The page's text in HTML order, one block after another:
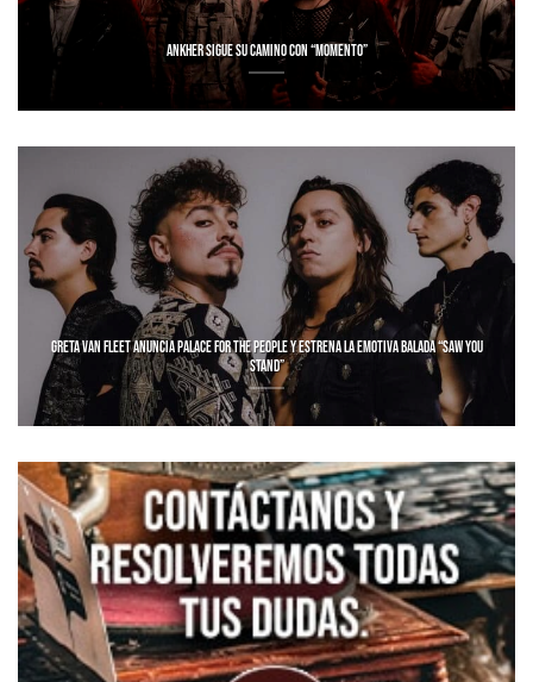
ANKHER SIGUE SU CAMINO CON “MOMENTO”
GRETA VAN FLEET ANUNCIA PALACE FOR THE PEOPLE Y ESTRENA LA EMOTIVA BALADA “SAW YOU
STAND”